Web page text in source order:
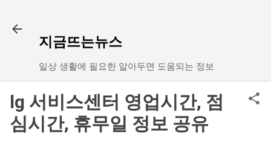
지금뜨는뉴스
일상 생활에 필요한 알아두면 도움되는 정보
lg 서비스센터 영업시간, 점
심시간, 휴무일 정보 공유